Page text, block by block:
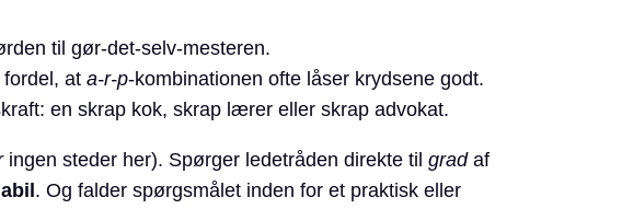
til gør-det-selv-mesteren.
at a-r-p-kombinationen ofte låser krydsene godt.
en skrap kok, skrap lærer eller skrap advokat.
ingen steder her). Spørger ledetråden direkte til gradaf
. Og falder spørgsmålet inden for et praktisk eller